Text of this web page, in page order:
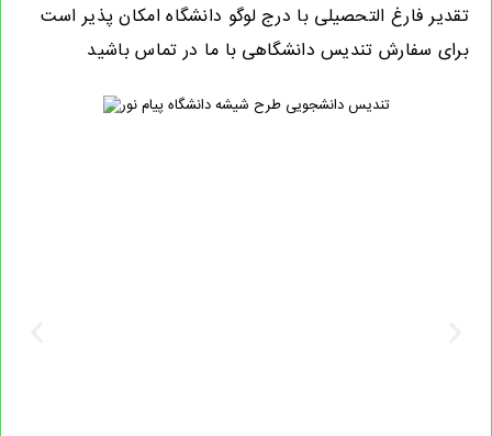
تقدیر فارغ التحصیلی با درج لوگو دانشگاه امکان پذیر است
برای سفارش تندیس دانشگاهی با ما در تماس باشید